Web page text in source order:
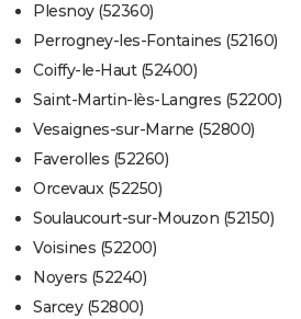
Plesnoy (52360)
Perrogney-les-Fontaines (52160)
Coiffy-le-Haut (52400)
Saint-Martin-lès-Langres (52200)
Vesaignes-sur-Marne (52800)
Faverolles (52260)
Orcevaux (52250)
Soulaucourt-sur-Mouzon (52150)
Voisines (52200)
Noyers (52240)
Sarcey (52800)